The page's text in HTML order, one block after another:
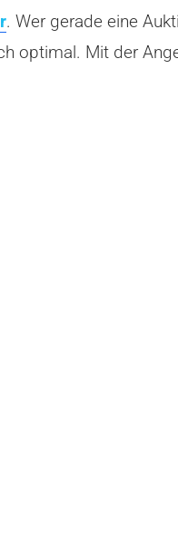
. Wer gerade eine
optimal. Mit der